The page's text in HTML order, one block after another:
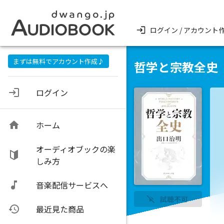
ログイン / アカウント
まずは無料でアカウント作成♪
ログイン
ホーム
オーディオブックの楽
しみ方
音楽配信サービスへ
最近見た商品
哲学と宗教全史
試聴不可